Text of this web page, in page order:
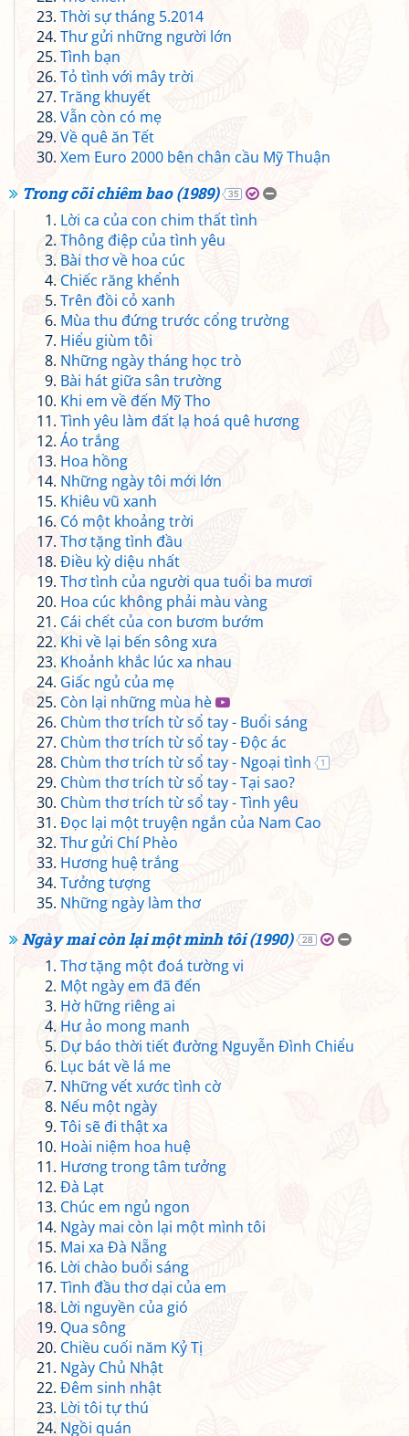
Thời sự tháng 5.2014
Thư gửi những người lớn
Tình bạn
Tỏ tình với mây trời
Trăng khuyết
Vẫn còn có mẹ
Về quê ăn Tết
Xem Euro 2000 bên chân cầu Mỹ Thuận
Trong cõi chiêm bao (1989) 35
Lời ca của con chim thất tình
Thông điệp của tình yêu
Bài thơ về hoa cúc
Chiếc răng khểnh
Trên đồi cỏ xanh
Mùa thu đứng trước cổng trường
Hiểu giùm tôi
Những ngày tháng học trò
Bài hát giữa sân trường
Khi em về đến Mỹ Tho
Tình yêu làm đất lạ hoá quê hương
Áo trắng
Hoa hồng
Những ngày tôi mới lớn
Khiêu vũ xanh
Có một khoảng trời
Thơ tặng tình đầu
Điều kỳ diệu nhất
Thơ tình của người qua tuổi ba mươi
Hoa cúc không phải màu vàng
Cái chết của con bươm bướm
Khi về lại bến sông xưa
Khoảnh khắc lúc xa nhau
Giấc ngủ của mẹ
Còn lại những mùa hè
Chùm thơ trích từ sổ tay - Buổi sáng
Chùm thơ trích từ sổ tay - Độc ác
Chùm thơ trích từ sổ tay - Ngoại tình
1
Chùm thơ trích từ sổ tay - Tại sao?
Chùm thơ trích từ sổ tay - Tình yêu
Đọc lại một truyện ngắn của Nam Cao
Thư gửi Chí Phèo
Hương huệ trắng
Tưởng tượng
Những ngày làm thơ
Ngày mai còn lại một mình tôi (1990) 28
Thơ tặng một đoá tường vi
Một ngày em đã đến
Hờ hững riêng ai
Hư ảo mong manh
Dự báo thời tiết đường Nguyễn Đình Chiểu
Lục bát về lá me
Những vết xước tình cờ
Nếu một ngày
Tôi sẽ đi thật xa
Hoài niệm hoa huệ
Hương trong tâm tưởng
Đà Lạt
Chúc em ngủ ngon
Ngày mai còn lại một mình tôi
Mai xa Đà Nẵng
Lời chào buổi sáng
Tình đầu thơ dại của em
Lời nguyền của gió
Qua sông
Chiều cuối năm Kỷ Tị
Ngày Chủ Nhật
Đêm sinh nhật
Lời tôi tự thú
Ngồi quán